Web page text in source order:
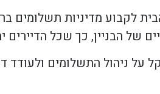
לקבוע מדיניות תשלומים
של הבניין, כך שכל הדיירים
על ניהול התשלומים ולעודד